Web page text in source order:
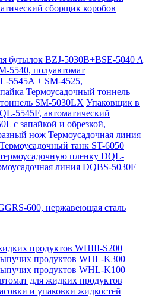
сборщик коробов
бутылок BZJ-5030B+BSE-5040 A
5540, полуавтомат
5545A + SM-4525,
Термоусадочный тоннель
SM-5030LX Упаковщик в
5545F, автоматический
с запайкой и обрезкой,
нож Термоусадочная линия
Термоусадочный танк ST-6050
пленку DQL-
линия DQBS-5030F
600, нержавеющая сталь
продуктов WHIII-S200
продуктов WHL-K300
продуктов WHL-K100
для жидких продуктов
и упаковки жидкостей